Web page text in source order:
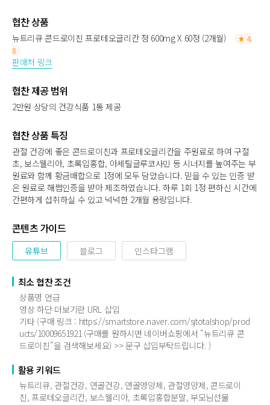
협찬 상품
뉴트리큐 콘드로이친 프로테오글리칸 정 600mg X 60정 (2개월)
4.
8
판매처 링크
협찬 제공 범위
2만원 상당의 건강식품 1통 제공
협찬 상품 특징
관절 건강에 좋은 콘드로이친과 프로테오글리칸을 주원료로 하여 구절
초, 보스웰리아, 초록입홍합, 아세틸글루코사민 등 시너지를 높여주는 부
원료와 함께 황금배합으로 1정에 모두 담았습니다. 믿을 수 있는 인증 받
은 원료로 해썹인증을 받아 제조하였습니다. 하루 1회 1정 편하신 시간에
간편하게 섭취하실 수 있고 넉넉한 2개월 용량입니다.
콘텐츠 가이드
유튜브 블로그 인스타그램
최소 협찬 조건
상품명 언급
영상 하단 더보기란 URL 삽입
기타 (구매 링크 : https://smartstore.naver.com/sjtotalshop/prod
ucts/10009651921 (구매를 원하시면 네이버쇼핑에서 "뉴트리큐 콘
드로이친"을 검색해보세요) >> 문구 삽입부탁드립니다. )
활용 키워드
뉴트리큐, 관절건강, 연골건강, 연골영양제, 관절영양제, 콘드로이
친, 프로테오글리칸, 보스웰리아, 초록입홍합분말, 부모님선물